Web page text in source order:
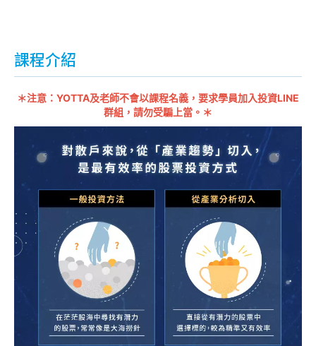
課程介紹
＊注意：YOTTA及老師不會以課程名義，要求學員加入投資LINE
群組，請勿受騙上當。＊